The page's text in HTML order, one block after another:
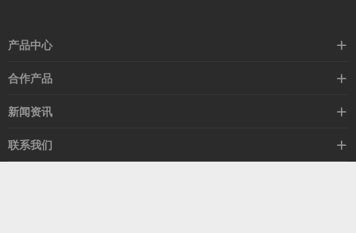
产品中心
高速线缆
以太网交换机
合作产品
希捷硬盘
新闻资讯
行业动态
技术视角
联系我们